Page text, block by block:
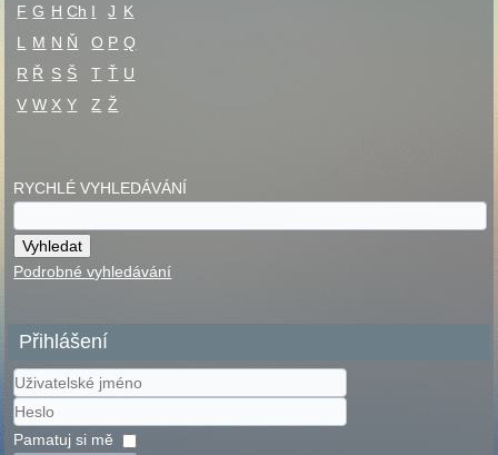
F G H Ch I J K
L
M N Ň O P Q
R Ř S Š T Ť U
V W X Y Z Ž
RYCHLÉ VYHLEDÁVÁNÍ
Podrobné vyhledávání
Přihlášení
Uživatelské
jméno
Heslo
Pamatuj si mě